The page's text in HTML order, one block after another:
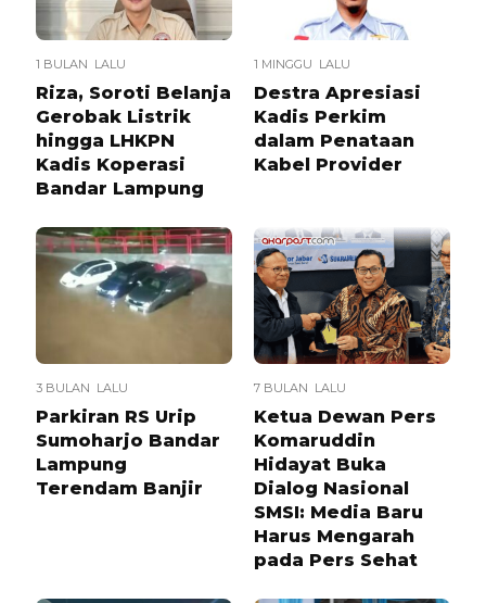
1 BULAN LALU
Riza, Soroti Belanja
Gerobak Listrik
hingga LHKPN
Kadis Koperasi
Bandar Lampung
1 MINGGU LALU
Destra Apresiasi
Kadis Perkim
dalam Penataan
Kabel Provider
3 BULAN LALU
Parkiran RS Urip
Sumoharjo Bandar
Lampung
Terendam Banjir
7 BULAN LALU
Ketua Dewan Pers
Komaruddin
Hidayat Buka
Dialog Nasional
SMSI: Media Baru
Harus Mengarah
pada Pers Sehat